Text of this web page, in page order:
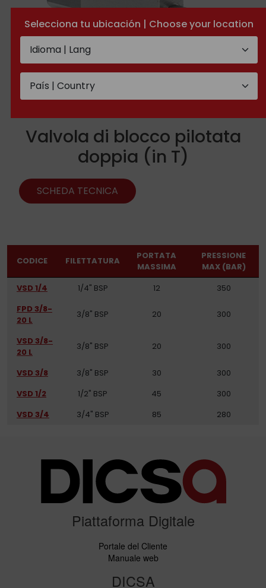
Selecciona tu ubicación | Choose your location
Valvola di blocco pilotata
doppia (in T)
SCHEDA TECNICA
CODICE FILETTATURA
PORTATA
MASSIMA
PRESSIONE
MAX (BAR)
VSD 1/4
1/4" BSP 12
350
FPD 3/8-
20 L
3/8" BSP 20 300
VSD 3/8-
20 L
3/8" BSP 20 300
VSD 3/8 3/8" BSP 30
300
VSD 1/2
1/2" BSP 45
300
VSD 3/4
3/4" BSP 85 280
Piattaforma Digitale
Portale del Cliente
Manuale web
DICSA